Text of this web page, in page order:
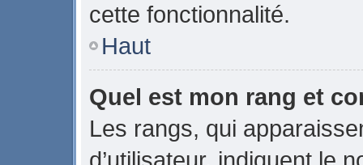
cette fonctionnalité.
Haut
Quel est mon rang et
Les rangs, qui